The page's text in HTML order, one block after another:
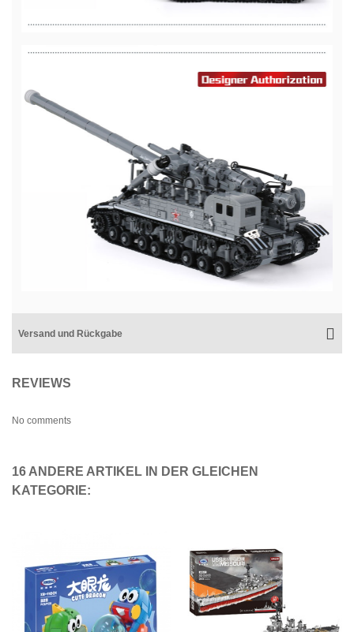
Versand und Rückgabe
REVIEWS
No comments
16 ANDERE ARTIKEL IN DER GLEICHEN
KATEGORIE: